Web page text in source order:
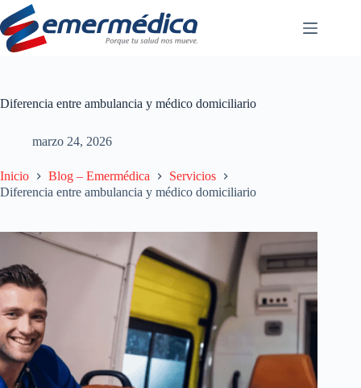
Saltar
al
contenido
Diferencia entre ambulancia y médico domiciliario
marzo 24, 2026
Inicio Blog – Emermédica
Servicios
Diferencia entre ambulancia y médico domiciliario